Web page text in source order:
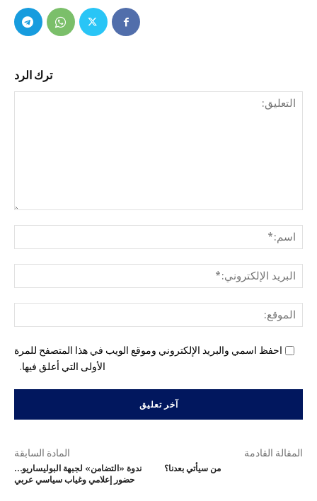
ترك الرد
احفظ اسمي والبريد الإلكتروني وموقع الويب في هذا المتصفح للمرة
الأولى التي أعلق فيها.
المادة السابقة
ندوة «التضامن» لجبهة البوليساريو…
حضور إعلامي وغياب سياسي عربي
المقالة القادمة
من سيأتي بعدنا؟